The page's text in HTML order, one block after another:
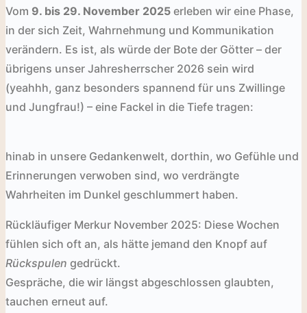
Vom 9. bis 29. November 2025 erleben wir eine Phase,
in der sich Zeit, Wahrnehmung und Kommunikation
verändern. Es ist, als würde der Bote der Götter – der
übrigens unser Jahresherrscher 2026 sein wird
(yeahhh, ganz besonders spannend für uns Zwillinge
und Jungfrau!) – eine Fackel in die Tiefe tragen:
hinab in unsere Gedankenwelt, dorthin, wo Gefühle und
Erinnerungen verwoben sind, wo verdrängte
Wahrheiten im Dunkel geschlummert haben.
Rückläufiger Merkur November 2025: Diese Wochen
fühlen sich oft an, als hätte jemand den Knopf auf
Rückspulen gedrückt.
Gespräche, die wir längst abgeschlossen glaubten,
tauchen erneut auf.